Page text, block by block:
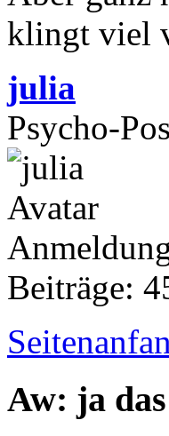
klingt viel
julia
Psycho-
Beiträge:
Aw: ja